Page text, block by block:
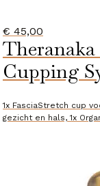
€ 45,00
Theranaka
Cupping
1x FasciaStretch cup
gezicht en hals, 1x